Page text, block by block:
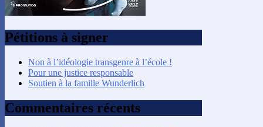
Pétitions à signer
Non à l’idéologie transgenre à l’école !
Pour une justice responsable
Soutien à la famille Wunderlich
Commentaires récents